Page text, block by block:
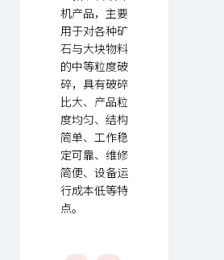
机产品，主要
用于对各种矿
石与大块物料
的中等粒度破
碎，具有破碎
比大、产品粒
度均匀、结构
简单、工作稳
定可靠、维修
简便、设备运
行成本低等特
点。